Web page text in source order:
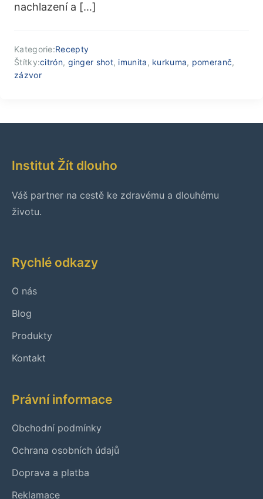
nachlazení a […]
Kategorie:Recepty
Štítky:citrón, ginger shot, imunita, kurkuma, pomeranč,
zázvor
Institut Žít dlouho
Váš partner na cestě ke zdravému a dlouhému
životu.
Rychlé odkazy
O nás
Blog
Produkty
Kontakt
Právní informace
Obchodní podmínky
Ochrana osobních údajů
Doprava a platba
Reklamace